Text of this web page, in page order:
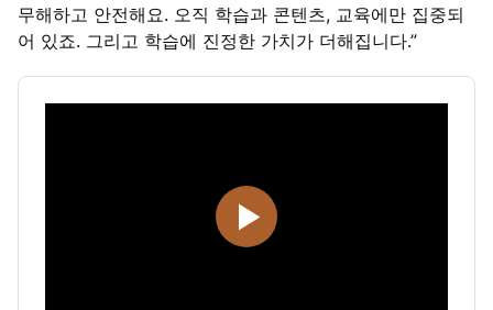
무해하고 안전해요. 오직 학습과 콘텐츠, 교육에만 집중되
어 있죠. 그리고 학습에 진정한 가치가 더해집니다.”